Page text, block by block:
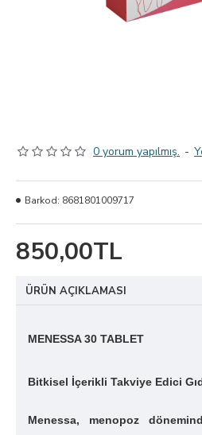
0 yorum yapılmış. -
850,00TL
Barkod: 8681801009717
ÜRÜN AÇIKLAMASI
MENESSA 30 TABLET
Bitkisel İçerikli Takviye Edici
Menessa, menopoz